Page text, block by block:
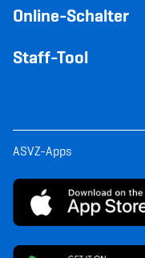
Online-Schalter
Staff-Tool
ASVZ-Apps